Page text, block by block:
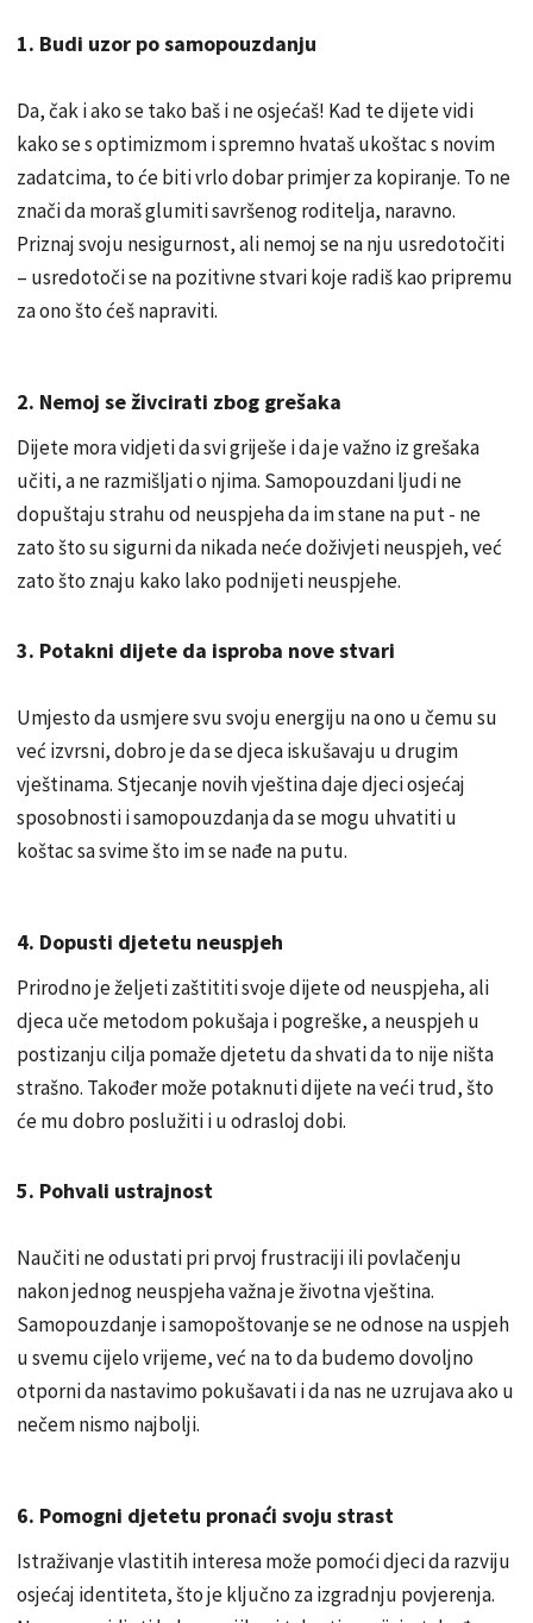
1. Budi uzor po samopouzdanju
Da, čak i ako se tako baš i ne osjećaš! Kad te dijete vidi
kako se s optimizmom i spremno hvataš ukoštac s novim
zadatcima, to će biti vrlo dobar primjer za kopiranje. To ne
znači da moraš glumiti savršenog roditelja, naravno.
Priznaj svoju nesigurnost, ali nemoj se na nju usredotočiti
– usredotoči se na pozitivne stvari koje radiš kao pripremu
za ono što ćeš napraviti.
2. Nemoj se živcirati zbog grešaka
Dijete mora vidjeti da svi griješe i da je važno iz grešaka
učiti, a ne razmišljati o njima. Samopouzdani ljudi ne
dopuštaju strahu od neuspjeha da im stane na put - ne
zato što su sigurni da nikada neće doživjeti neuspjeh, već
zato što znaju kako lako podnijeti neuspjehe.
3. Potakni dijete da isproba nove stvari
Umjesto da usmjere svu svoju energiju na ono u čemu su
već izvrsni, dobro je da se djeca iskušavaju u drugim
vještinama. Stjecanje novih vještina daje djeci osjećaj
sposobnosti i samopouzdanja da se mogu uhvatiti u
koštac sa svime što im se nađe na putu.
4. Dopusti djetetu neuspjeh
Prirodno je željeti zaštititi svoje dijete od neuspjeha, ali
djeca uče metodom pokušaja i pogreške, a neuspjeh u
postizanju cilja pomaže djetetu da shvati da to nije ništa
strašno. Također može potaknuti dijete na veći trud, što
će mu dobro poslužiti i u odrasloj dobi.
5. Pohvali ustrajnost
Naučiti ne odustati pri prvoj frustraciji ili povlačenju
nakon jednog neuspjeha važna je životna vještina.
Samopouzdanje i samopoštovanje se ne odnose na uspjeh
u svemu cijelo vrijeme, već na to da budemo dovoljno
otporni da nastavimo pokušavati i da nas ne uzrujava ako u
nečem nismo najbolji.
6. Pomogni djetetu pronaći svoju strast
Istraživanje vlastitih interesa može pomoći djeci da razviju
osjećaj identiteta, što je ključno za izgradnju povjerenja.